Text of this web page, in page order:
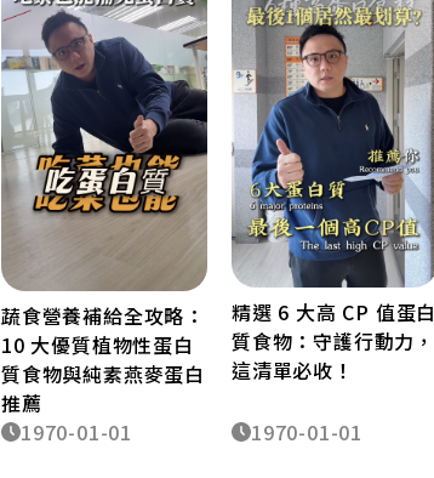
蔬食營養補給全攻略：
10 大優質植物性蛋白
質食物與純素燕麥蛋白
推薦
1970-01-01
精選 6 大高 CP 值蛋白
質食物：守護行動力，
這清單必收！
1970-01-01